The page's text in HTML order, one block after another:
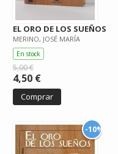
EL ORO DE LOS SUEÑOS
MERINO, JOSÉ MARÍA
En stock
5,00 €
4,50 €
Comprar
-10%